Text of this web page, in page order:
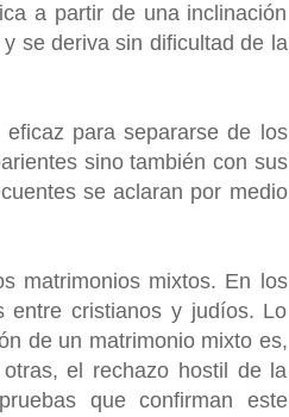
a partir de una inclinación
se deriva sin dificultad de la
para separarse de los
sino también con sus
se aclaran por medio
matrimonios mixtos. En los
entre cristianos y judíos. Lo
de un matrimonio mixto es,
el rechazo hostil de la
que confirman este